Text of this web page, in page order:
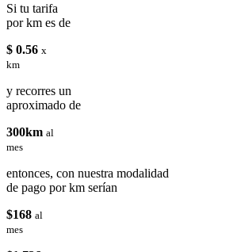
Si tu tarifa
por km es de
$ 0.56 x
km
y recorres un
aproximado de
300km al
mes
entonces, con nuestra modalidad
de pago por km serían
$168 al
mes